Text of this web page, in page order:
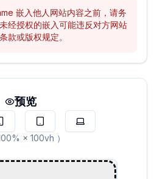
嵌入他人网站内容之前，请务
经授权的嵌入可能违反对方网站
款或版权规定。
预览
% × 100vh ）